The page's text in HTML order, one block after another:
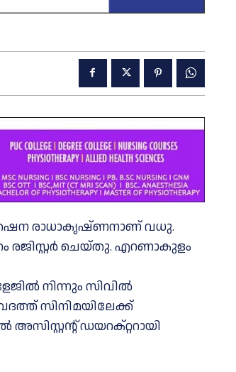
ഷൈന രാധാകൃഷ്ണനാണ് വധു.
രജിസ്റ്റർ ചെയ്തു. എറണാകുളം
നിന്നും സിവില്‍
സിനിമയിലേക്ക്
ഡയറക്റ്ററായി